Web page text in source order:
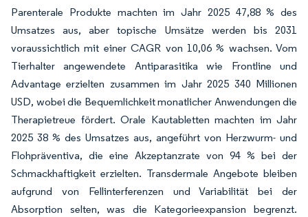
Parenterale Produkte machten im Jahr 2025 47,88 % des
Umsatzes aus, aber topische Umsätze werden bis 2031
voraussichtlich mit einer CAGR von 10,06 % wachsen. Vom
Tierhalter angewendete Antiparasitika wie Frontline und
Advantage erzielten zusammen im Jahr 2025 340 Millionen
USD, wobei die Bequemlichkeit monatlicher Anwendungen die
Therapietreue fördert. Orale Kautabletten machten im Jahr
2025 38 % des Umsatzes aus, angeführt von Herzwurm- und
Flohpräventiva, die eine Akzeptanzrate von 94 % bei der
Schmackhaftigkeit erzielten. Transdermale Angebote bleiben
aufgrund von Fellinterferenzen und Variabilität bei der
Absorption selten, was die Kategorieexpansion begrenzt.